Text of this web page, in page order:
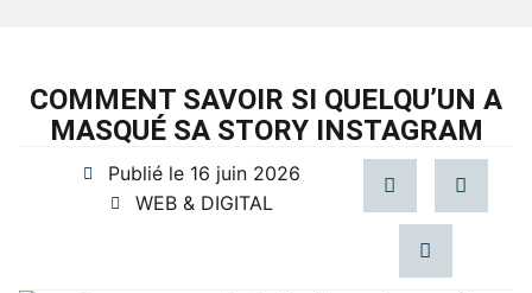
COMMENT SAVOIR SI QUELQU’UN A
MASQUÉ SA STORY INSTAGRAM
Publié le 16 juin 2026
WEB & DIGITAL